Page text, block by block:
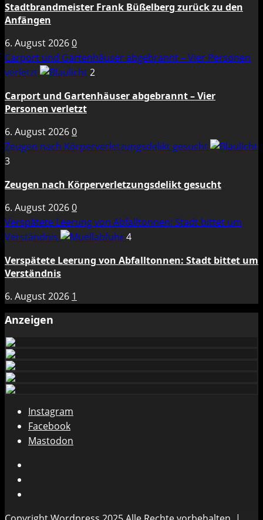
Stadtbrandmeister Frank Büßelberg zurück zu den
Anfängen
6. August 20260
Carport und Gartenhäuser abgebrannt – Vier Personen
verletzt
2
Carport und Gartenhäuser abgebrannt – Vier
Personen verletzt
6. August 20260
Zeugen nach Körperverletzungsdelikt gesucht
3
Zeugen nach Körperverletzungsdelikt gesucht
6. August 20260
Verspätete Leerung von Abfalltonnen: Stadt bittet um
Verständnis
4
Verspätete Leerung von Abfalltonnen: Stadt bittet um
Verständnis
6. August 2026 1
Anzeigen
Instagram
Facebook
Mastodon